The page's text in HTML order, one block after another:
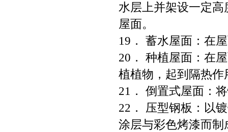
水层上并架设一定
屋面。
19． 蓄水屋面：在
20． 种植屋面：在
植植物，起到隔热
21． 倒置式屋面：
22． 压型钢板：以
涂层与彩色烤漆而